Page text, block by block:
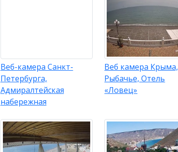
Веб-камера Санкт-
Петербурга,
Адмиралтейская
набережная
Веб камера Крыма,
Рыбачье, Отель
«Ловец»